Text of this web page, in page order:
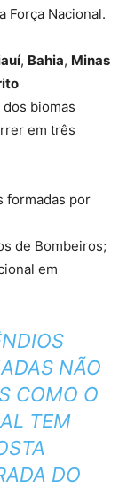
Força Nacional.
, Bahia, Minas
biomas
em três
formadas por
de Bombeiros;
em
NÃO
COMO O
TEM
DO